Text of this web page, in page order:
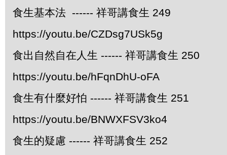
食生基本法 ------ 祥哥講食生 249
https://youtu.be/CZDsg7USk5g
食出自然自在人生 ------ 祥哥講食生 250
https://youtu.be/hFqnDhU-oFA
食生有什麼好怕 ------ 祥哥講食生 251
https://youtu.be/BNWXFSV3ko4
食生的疑慮 ------ 祥哥講食生 252